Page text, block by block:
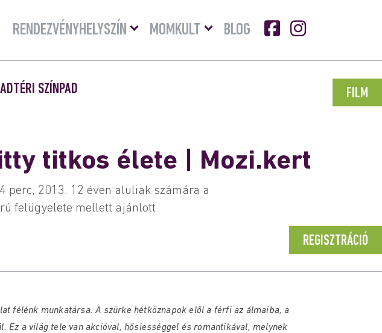
RENDEZVÉNYHELYSZÍN
Menü
lenyitásaMOMKULT
Menü
lenyitása
BLOG
FILM
SZÍNPAD
titkos élete | Mozi.kert
perc, 2013. 12 éven aluliak számára a
felügyelete mellett ajánlott
REGISZTRÁCIÓ
félénk munkatársa. A szürke hétköznapok elől a férfi az álmaiba, a
Ez a világ tele van akcióval, hősiességgel és romantikával, melynek